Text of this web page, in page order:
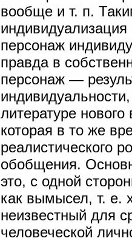
вообще и т. п.
персонаж
правда в
персонаж —
литературе
которая в то же
реалистического
обобщения.
это, с одной
как вымысел, т. е.
неизвестный для
человеческой